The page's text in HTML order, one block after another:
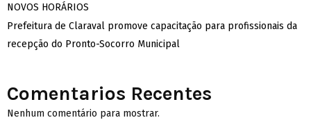
NOVOS HORÁRIOS
Prefeitura de Claraval promove capacitação para profissionais da
recepção do Pronto-Socorro Municipal
Comentarios Recentes
Nenhum comentário para mostrar.